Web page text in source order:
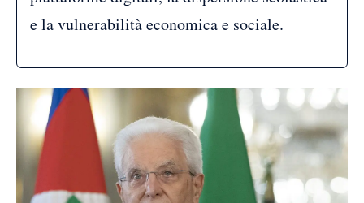
e la vulnerabilità economica e sociale.